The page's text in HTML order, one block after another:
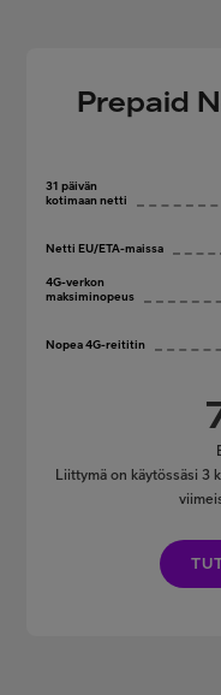
Prepaid
31 päivän
kotimaan netti
Netti EU/ETA-maissa
4G-verkon
maksiminopeus
Nopea 4G-reititin
Liittymä on käytössäsi 3